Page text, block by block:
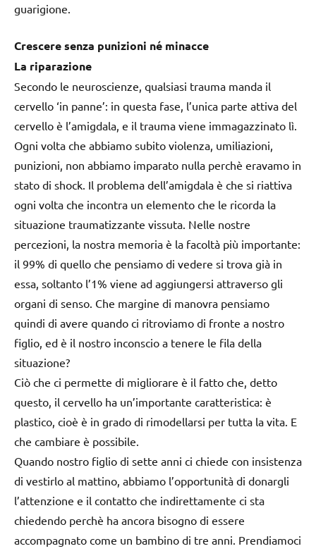
guarigione.
Crescere senza punizioni né minacce
La riparazione
Secondo le neuroscienze, qualsiasi trauma manda il
cervello ‘in panne’: in questa fase, l’unica parte attiva del
cervello è l’amigdala, e il trauma viene immagazzinato lì.
Ogni volta che abbiamo subito violenza, umiliazioni,
punizioni, non abbiamo imparato nulla perchè eravamo in
stato di shock. Il problema dell’amigdala è che si riattiva
ogni volta che incontra un elemento che le ricorda la
situazione traumatizzante vissuta. Nelle nostre
percezioni, la nostra memoria è la facoltà più importante:
il 99% di quello che pensiamo di vedere si trova già in
essa, soltanto l’1% viene ad aggiungersi attraverso gli
organi di senso. Che margine di manovra pensiamo
quindi di avere quando ci ritroviamo di fronte a nostro
figlio, ed è il nostro inconscio a tenere le fila della
situazione?
Ciò che ci permette di migliorare è il fatto che, detto
questo, il cervello ha un’importante caratteristica: è
plastico, cioè è in grado di rimodellarsi per tutta la vita. E
che cambiare è possibile.
Quando nostro figlio di sette anni ci chiede con insistenza
di vestirlo al mattino, abbiamo l’opportunità di donargli
l’attenzione e il contatto che indirettamente ci sta
chiedendo perchè ha ancora bisogno di essere
accompagnato come un bambino di tre anni. Prendiamoci